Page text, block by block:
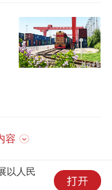
负责人高航介
引入室内，有
区项目绿色节
楼主体结构与
交通换乘、航空
容
以人民